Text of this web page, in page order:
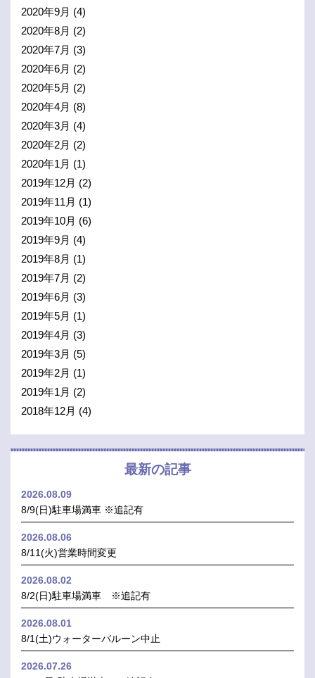
2020年9月 (4)
2020年8月 (2)
2020年7月 (3)
2020年6月 (2)
2020年5月 (2)
2020年4月 (8)
2020年3月 (4)
2020年2月 (2)
2020年1月 (1)
2019年12月 (2)
2019年11月 (1)
2019年10月 (6)
2019年9月 (4)
2019年8月 (1)
2019年7月 (2)
2019年6月 (3)
2019年5月 (1)
2019年4月 (3)
2019年3月 (5)
2019年2月 (1)
2019年1月 (2)
2018年12月 (4)
最新の記事
2026.08.09
8/9(日)駐車場満車 ※追記有
2026.08.06
8/11(火)営業時間変更
2026.08.02
8/2(日)駐車場満車 ※追記有
2026.08.01
8/1(土)ウォーターバルーン中止
2026.07.26